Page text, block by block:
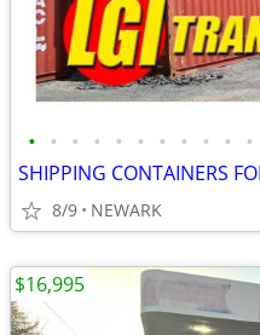
• • • • • • • • • • •
SHIPPING CONTAINERS
8/9 NEWARK
$16,995